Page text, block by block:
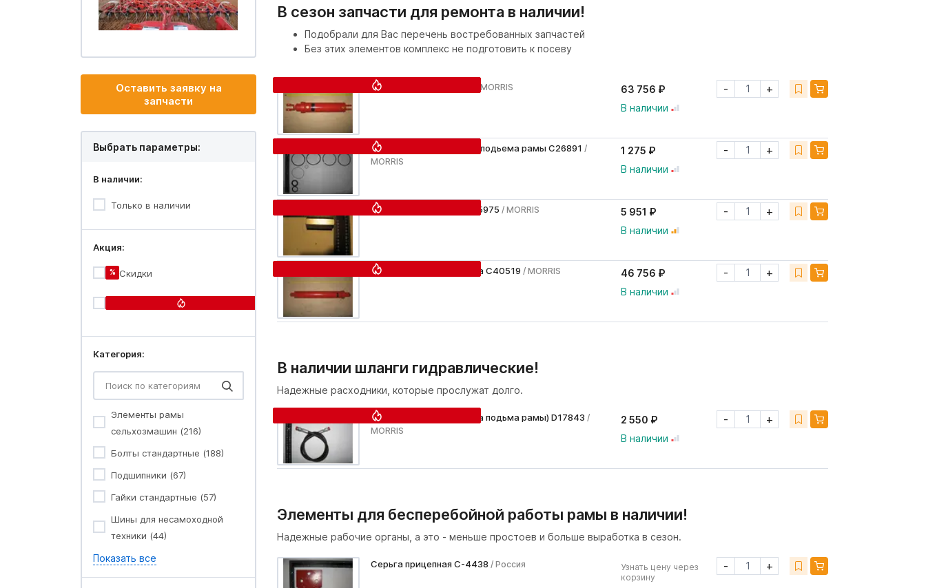
Оставить заявку на
запчасти
Выбрать параметры:
В наличии:
Только в наличии
Акция:
% Скидки
Категория:
Элементы рамы
сельхозмашин (216)
Болты стандартные (188)
Подшипники (67)
Гайки стандартные (57)
Шины для несамоходной
техники (44)
Показать все
В сезон запчасти для ремонта в наличии!
Подобрали для Вас перечень востребованных запчастей
Без этих элементов комплекс не подготовить к посеву
Гидроцилиндр C26302 / MORRIS
63 756 ₽
В наличии
- +
Ремкомплект цилиндра подьема рамы C26891 /
MORRIS
1 275 ₽
В наличии
- +
Клапан контрольный C15975 / MORRIS
5 951 ₽
В наличии
- +
Цилиндр подъема крыла C40519 / MORRIS
46 756 ₽
В наличии
- +
В наличии шланги гидравлические!
Надежные расходники, которые прослужат долго.
Шланг гидр. (гидравлика подьма рамы) D17843 /
MORRIS
2 550 ₽
В наличии
- +
Элементы для бесперебойной работы рамы в наличии!
Надежные рабочие органы, а это - меньше простоев и больше выработка в сезон.
Серьга прицепная C-4438 / Россия
Узнать цену через
корзину
- +